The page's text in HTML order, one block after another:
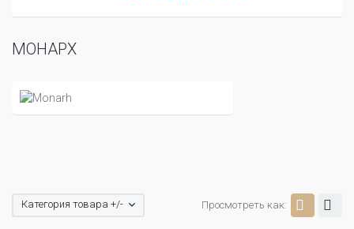
МОНАРХ
Просмотреть как:
Категория товара +/-